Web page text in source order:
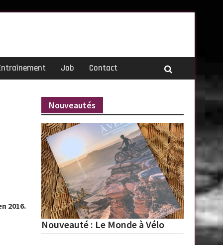
Job Contact
2016.
Nouveautés
Nouveauté : Le Monde à Vélo